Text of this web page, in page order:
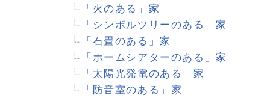
プライバシーポリシー
著作権・リンクについて
文字サイズの変更
利用規約
ホームページに対するご意